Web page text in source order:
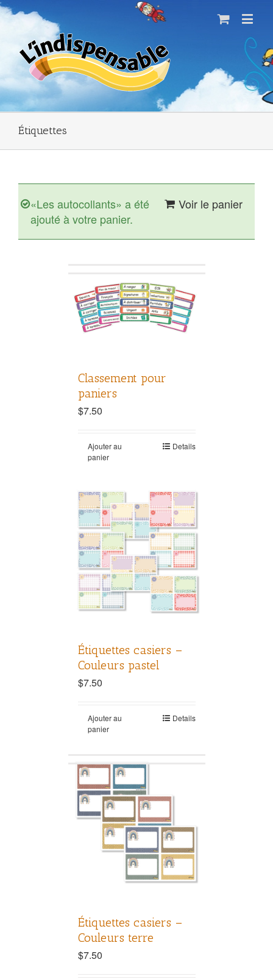
Étiquettes
Voir le panier
«Les autocollants» a été
ajouté à votre panier.
Classement pour
paniers
$7.50
Ajouter au
panier
Details
Étiquettes casiers –
Couleurs pastel
$7.50
Ajouter au
panier
Details
Étiquettes casiers –
Couleurs terre
$7.50